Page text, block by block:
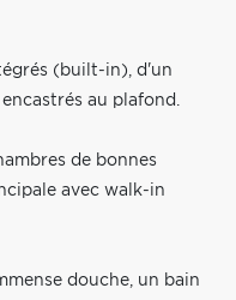
(built-in), d'un
au plafond.
de bonnes
avec walk-in
douche, un bain